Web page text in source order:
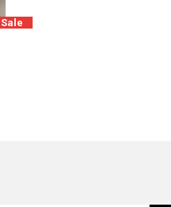
Sale